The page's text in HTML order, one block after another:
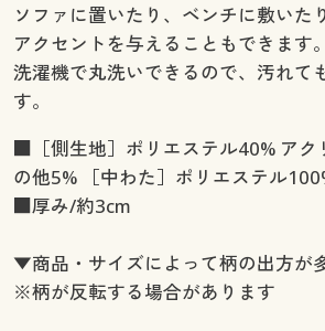
ソファに置いたり、ベンチに敷いた
アクセントを与えることもできます。
洗濯機で丸洗いできるので、汚れて
す。
■［側生地］ポリエステル40% アク
の他5% ［中わた］ポリエステル
■厚み/約3cm
▼商品・サイズによって柄の出方が
※柄が反転する場合があります